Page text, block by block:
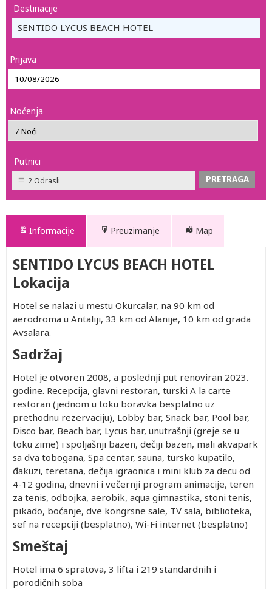
Destinacije
SENTIDO LYCUS BEACH HOTEL
Prijava
Noćenja
Putnici
2 Odrasli
Informacije Preuzimanje Map
SENTIDO LYCUS BEACH HOTEL
Lokacija
Hotel se nalazi u mestu Okurcalar, na 90 km od
aerodroma u Antaliji, 33 km od Alanije, 10 km od grada
Avsalara.
Sadržaj
Hotel je otvoren 2008, a poslednji put renoviran 2023.
godine. Recepcija, glavni restoran, turski A la carte
restoran (jednom u toku boravka besplatno uz
prethodnu rezervaciju), Lobby bar, Snack bar, Pool bar,
Disco bar, Beach bar, Lycus bar, unutrašnji (greje se u
toku zime) i spoljašnji bazen, dečiji bazen, mali akvapark
sa dva tobogana, Spa centar, sauna, tursko kupatilo,
đakuzi, teretana, dečija igraonica i mini klub za decu od
4-12 godina, dnevni i večernji program animacije, teren
za tenis, odbojka, aerobik, aqua gimnastika, stoni tenis,
pikado, boćanje, dve kongrsne sale, TV sala, biblioteka,
sef na recepciji (besplatno), Wi-Fi internet (besplatno)
Smeštaj
Hotel ima 6 spratova, 3 lifta i 219 standardnih i
porodičnih soba